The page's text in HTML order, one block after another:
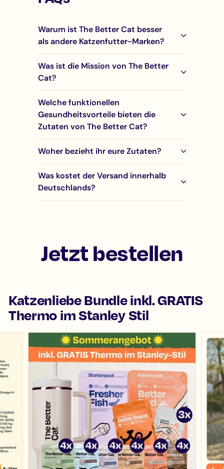
Warum ist The Better Cat besser
als andere Katzenfutter-Marken?
Was ist die Mission von The Better
Cat?
Welche funktionellen
Gesundheitsvorteile bieten die
Zutaten von The Better Cat?
Woher bezieht ihr eure Zutaten?
Was kostet der Versand innerhalb
Deutschlands?
Jetzt bestellen
Katzenliebe Bundle inkl. GRATIS
Thermo im Stanley Stil